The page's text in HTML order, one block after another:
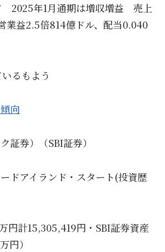
2025年1月通期は増収増益 売上
業益2.5倍814億ドル、配当0.040
るもよう
向
証券）（SBI証券）
ドアイランド・スタート(投資歴
計15,305,419円・SBI証券資産
円）